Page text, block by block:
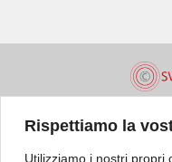
Rispettiamo la
Utilizziamo i nostri propri